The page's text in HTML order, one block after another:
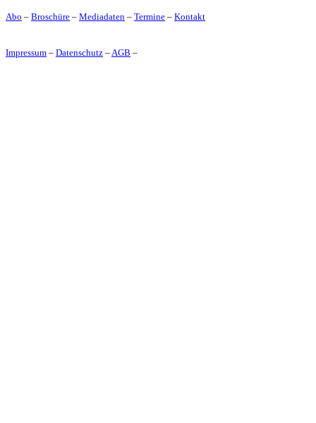
Abo – Broschüre – Mediadaten – Termine – Kontakt
Impressum – Datenschutz – AGB –